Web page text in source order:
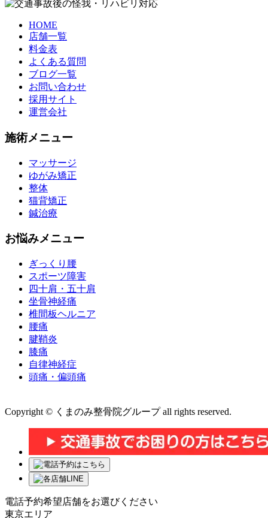
HOME
店舗一覧
料金表
よくある質問
ブログ一覧
お問い合わせ
採用サイト
運営会社
施術メニュー
マッサージ
ゆがみ矯正
整体
猫背矯正
鍼治療
お悩みメニュー
ぎっくり腰
スポーツ障害
四十肩・五十肩
坐骨神経痛
椎間板ヘルニア
腰痛
腱鞘炎
膝痛
自律神経症
頭痛・偏頭痛
Copyright © くまのみ整骨院グループ all rights reserved.
電話予約希望店舗をお選びください
東京エリア